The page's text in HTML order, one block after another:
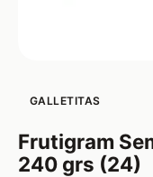
GALLETITAS
Frutigram
240 grs (24)